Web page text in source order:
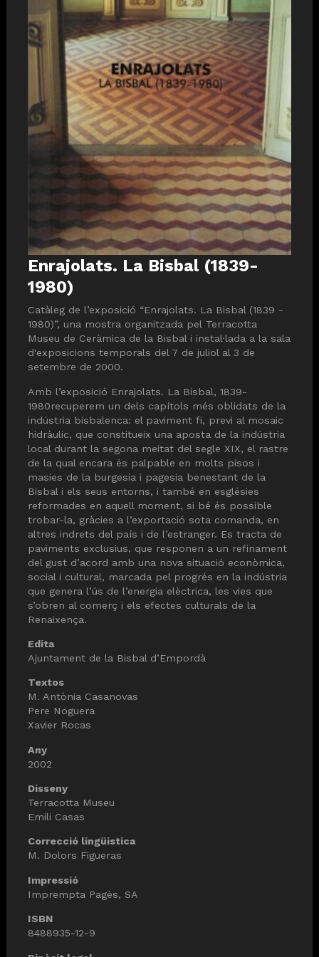
Diapositiva 1 de 1
Enrajolats. La Bisbal (1839-
1980)
Catàleg de l’exposició “Enrajolats. La Bisbal (1839 -
1980)”, una mostra organitzada pel Terracotta
Museu de Ceràmica de la Bisbal i instal·lada a la sala
d'exposicions temporals del 7 de juliol al 3 de
setembre de 2000.
Amb l’exposició Enrajolats. La Bisbal, 1839-
1980recuperem un dels capítols més oblidats de la
indústria bisbalenca: el paviment fi, previ al mosaic
hidràulic, que constitueix una aposta de la indústria
local durant la segona meitat del segle XIX, el rastre
de la qual encara és palpable en molts pisos i
masies de la burgesia i pagesia benestant de la
Bisbal i els seus entorns, i també en esglésies
reformades en aquell moment, si bé és possible
trobar-la, gràcies a l’exportació sota comanda, en
altres indrets del país i de l’estranger. Es tracta de
paviments exclusius, que responen a un refinament
del gust d’acord amb una nova situació econòmica,
social i cultural, marcada pel progrés en la indústria
que genera l’ús de l’energia elèctrica, les vies que
s’obren al comerç i els efectes culturals de la
Renaixença.
Edita
Ajuntament de la Bisbal d’Empordà
Textos
M. Antònia Casanovas
Pere Noguera
Xavier Rocas
Any
2002
Disseny
Terracotta Museu
Emili Casas
Correcció lingüistica
M. Dolors Figueras
Impressió
Imprempta Pagès, SA
ISBN
8488935-12-9